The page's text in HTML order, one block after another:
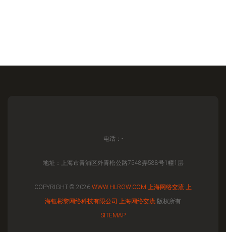
电话：-
地址：上海市青浦区外青松公路7548弄588号1幢1层
COPYRIGHT © 2026 WWW.HLRGW.COM 上海网络交流 上
海钰彬黎网络科技有限公司 上海网络交流 版权所有
SITEMAP